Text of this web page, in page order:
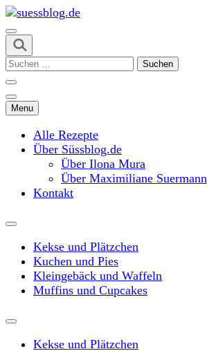
Skip
to
content
(Press
Enter)
suessblog.de
Suchen
Menu
Alle Rezepte
Über Süssblog.de
Über Ilona Mura
Über Maximiliane Suermann
Kontakt
Kekse und Plätzchen
Kuchen und Pies
Kleingebäck und Waffeln
Muffins und Cupcakes
Kekse und Plätzchen